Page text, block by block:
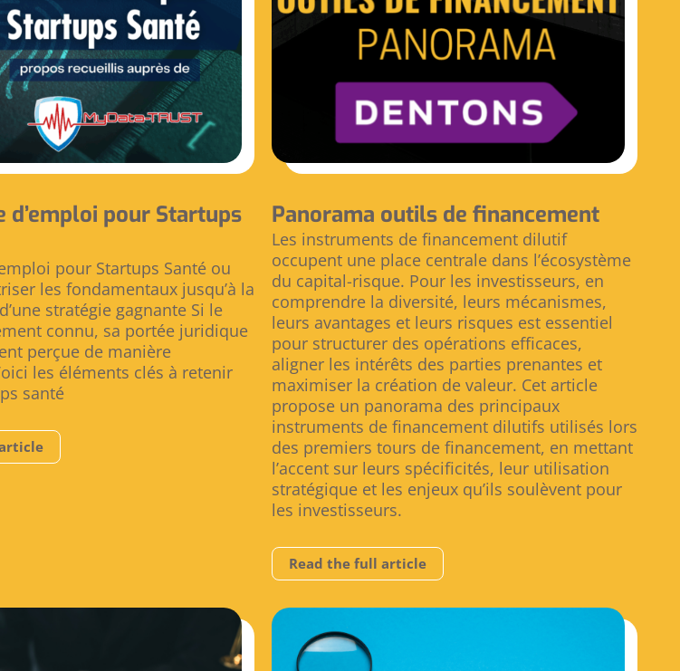
d’emploi pour Startups
pour Startups Santé ou
les fondamentaux jusqu’à la
stratégie gagnante Si le
connu, sa portée juridique
perçue de manière
les éléments clés à retenir
santé
Panorama outils de financement
Les instruments de financement dilutif
occupent une place centrale dans l’écosystème
du capital-risque. Pour les investisseurs, en
comprendre la diversité, leurs mécanismes,
leurs avantages et leurs risques est essentiel
pour structurer des opérations efficaces,
aligner les intérêts des parties prenantes et
maximiser la création de valeur. Cet article
propose un panorama des principaux
instruments de financement dilutifs utilisés lors
des premiers tours de financement, en mettant
l’accent sur leurs spécificités, leur utilisation
stratégique et les enjeux qu’ils soulèvent pour
les investisseurs.
Read the full article